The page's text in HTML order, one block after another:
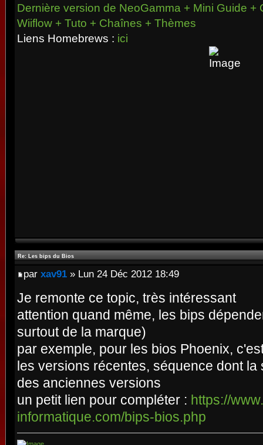
Dernière version de NeoGamma + Mini Guide +
Wiiflow + Tuto + Chaînes + Thèmes
Liens Homebrews : ici
Re: Les bips du Bios
par xav91 » Lun 24 Déc 2012 18:49
Je remonte ce topic, très intéressant
attention quand même, les bips
surtout de la marque)
par exemple, pour les bios Phoenix,
les versions récentes, séquence dont
des anciennes versions
un petit lien pour compléter : https://
informatique.com/bips-bios.php